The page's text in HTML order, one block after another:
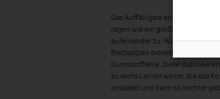
Das Auffälligste an diesem
ragen wie ein großes V in den
aufeinander zu: Würden sie
Blattspitzen extrem hoch. Um
Kunststoffseile. Diese
zu sechs Leinen weiter, die das
entlastet und kann so leichter